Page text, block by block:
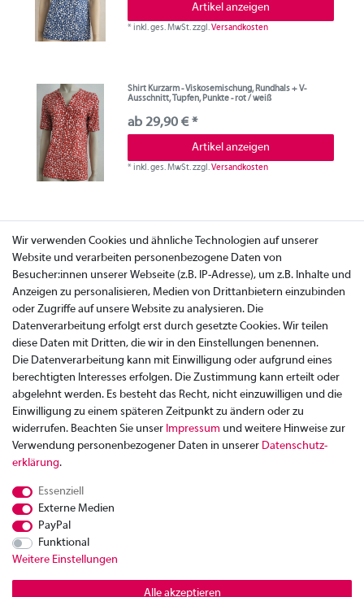
Artikel anzeigen
*inkl. ges. MwSt.zzgl.Versandkosten
Shirt Kurzarm - Viskosemischung, Rundhals + V-
Ausschnitt, Tupfen, Punkte - rot / weiß
ab 29,90 € *
Artikel anzeigen
*inkl. ges. MwSt.zzgl.Versandkosten
Zahlung
Rücksendung
Datenschutzerklärung
AGB
Wir verwenden Cookies und ähnliche Technologien auf unserer
Website und verarbeiten personenbezogene Daten von
Besucher:innen unserer Webseite (z.B. IP-Adresse), um z.B. Inhalte und
Anzeigen zu personalisieren, Medien von Drittanbietern einzubinden
oder Zugriffe auf unsere Website zu analysieren. Die
Datenverarbeitung erfolgt erst durch gesetzte Cookies. Wir teilen
diese Daten mit Dritten, die wir in den Einstellungen benennen.
Die Datenverarbeitung kann mit Einwilligung oder aufgrund eines
berechtigten Interesses erfolgen. Die Zustimmung kann erteilt oder
abgelehnt werden. Es besteht das Recht, nicht einzuwilligen und die
Einwilligung zu einem späteren Zeitpunkt zu ändern oder zu
widerrufen. Beachten Sie unser Impressum und weitere Hinweise zur
Verwendung personenbezogener Daten in unserer Daten­schutz­
erklärung.
Essenziell
Externe Medien
PayPal
Funktional
Weitere Einstellungen
Alle akzeptieren